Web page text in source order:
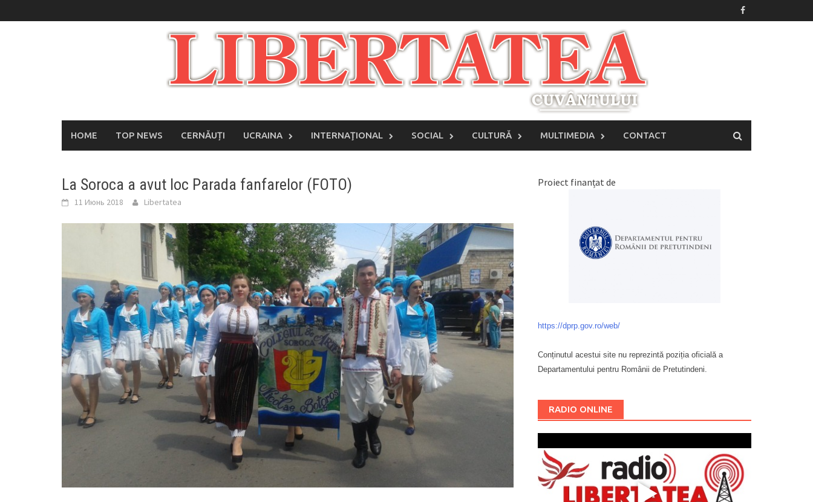
to
HOME TOP NEWS CERNĂUȚI UCRAINA INTERNAŢIONAL SOCIAL CULTURĂ MULTIMEDIA CONTACT
La Soroca a avut loc Parada fanfarelor (FOTO)
11 Июнь 2018 Libertatea
Proiect finanțat de
https://dprp.gov.ro/web/
Conținutul acestui site nu reprezintă poziția oficială a
Departamentului pentru Românii de Pretutindeni.
RADIO ONLINE